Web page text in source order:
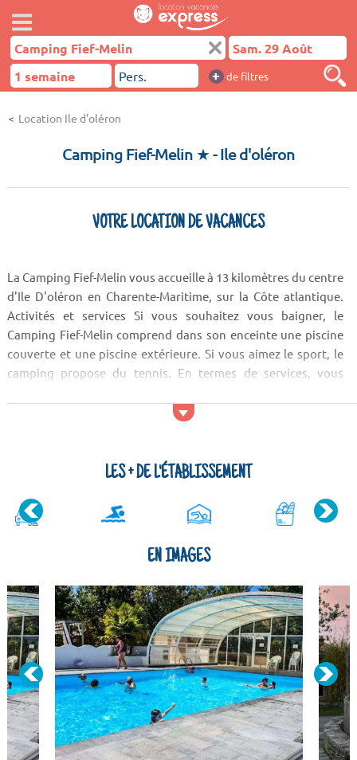
+ de filtres
Location Ile d'oléron
Camping Fief-Melin ★- Ile d'oléron
VOTRE LOCATION DE VACANCES
La Camping Fief-Melin vous accueille à 13 kilomètres du centre
d'Ile D'oléron en Charente-Maritime, sur la Côte atlantique.
Activités et services Si vous souhaitez vous baigner, le
Camping Fief-Melin comprend dans son enceinte une piscine
couverte et une piscine extérieure. Si vous aimez le sport, le
camping propose du tennis. En termes de services, vous
place. Pour les courses vous p...
LES + DE L'ÉTABLISSEMENT
EN IMAGES